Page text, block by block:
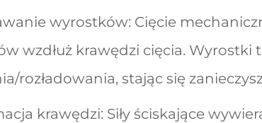
wyrostków: Cięcie
wzdłuż krawędzi cięcia.
rozładowania, stając się
krawędzi: Siły ściskające